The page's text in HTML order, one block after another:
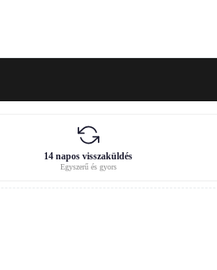
14 napos visszaküldés
Egyszerű és gyors